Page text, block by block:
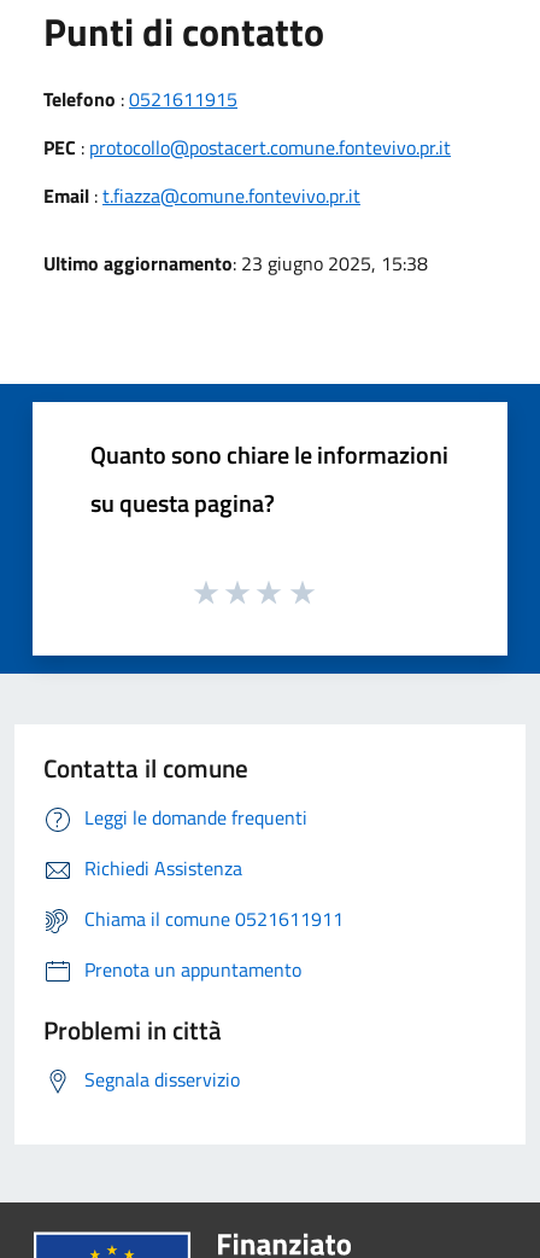
Punti di contatto
Telefono :0521611915
PEC : protocollo@postacert.comune.fontevivo.pr.it
Email :t.fiazza@comune.fontevivo.pr.it
Ultimo aggiornamento: 23 giugno 2025, 15:38
Quanto sono chiare le informazioni
su questa pagina?
Contatta il comune
Leggi le domande frequenti
Richiedi Assistenza
Chiama il comune 0521611911
Prenota un appuntamento
Problemi in città
Segnala disservizio